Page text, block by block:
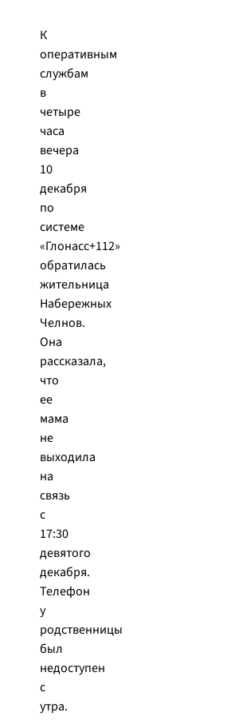
К
оперативным
службам
в
четыре
часа
вечера
10
декабря
по
системе
«Глонасс+112»
обратилась
жительница
Набережных
Челнов.
Она
рассказала,
что
ее
мама
не
выходила
на
связь
с
17:30
девятого
декабря.
Телефон
у
родственницы
был
недоступен
с
утра.